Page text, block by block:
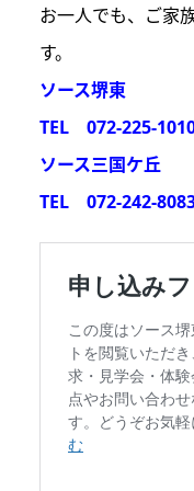
お一人でも、ご家
す。
ソース堺東
TEL 072-225-
ソース三国ケ丘
TEL 072-242-